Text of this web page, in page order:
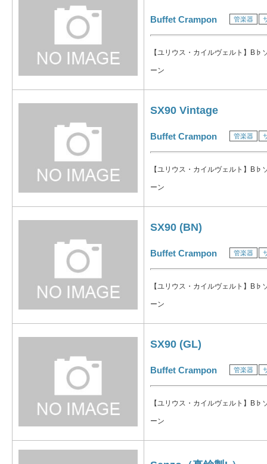
Buffet Crampon 管楽器
【ユリウス・カイルヴェルト】B♭
ーン
SX90 Vintage
Buffet Crampon 管楽器
【ユリウス・カイルヴェルト】B♭
ーン
SX90 (BN)
Buffet Crampon 管楽器
【ユリウス・カイルヴェルト】B♭
ーン
SX90 (GL)
Buffet Crampon 管楽器
【ユリウス・カイルヴェルト】B♭
ーン